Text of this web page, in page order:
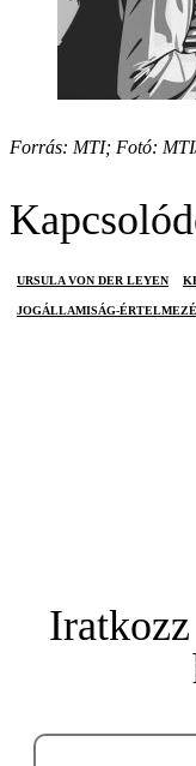
Forrás: MTI; Fotó:
URSULA VON DER LEYEN
JOGÁLLAMISÁG-